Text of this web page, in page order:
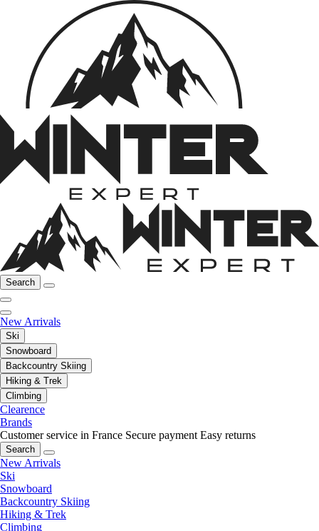
Search
New Arrivals
Ski
Snowboard
Backcountry Skiing
Hiking & Trek
Climbing
Clearence
Brands
Customer service in France Secure payment Easy returns
Search
New Arrivals
Ski
Snowboard
Backcountry Skiing
Hiking & Trek
Climbing